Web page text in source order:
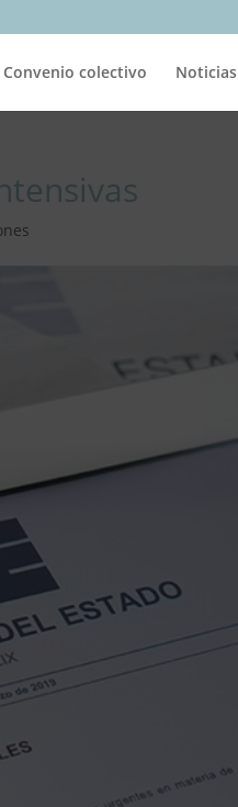
Convenio colectivo Noticias